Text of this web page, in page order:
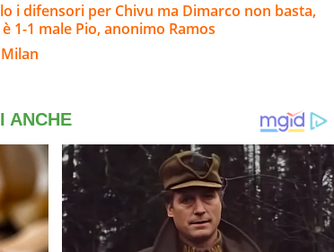
i difensori per Chivu ma Dimarco non basta,
1-1 male Pio, anonimo Ramos